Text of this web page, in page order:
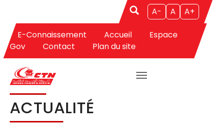
Aller au contenu principal
A- A A+
E-Connaissement Accueil
Espace
Gov
Contact Plan du site
Vous êtes ici:
CTN Actualités Actualité
ACTUALITÉ